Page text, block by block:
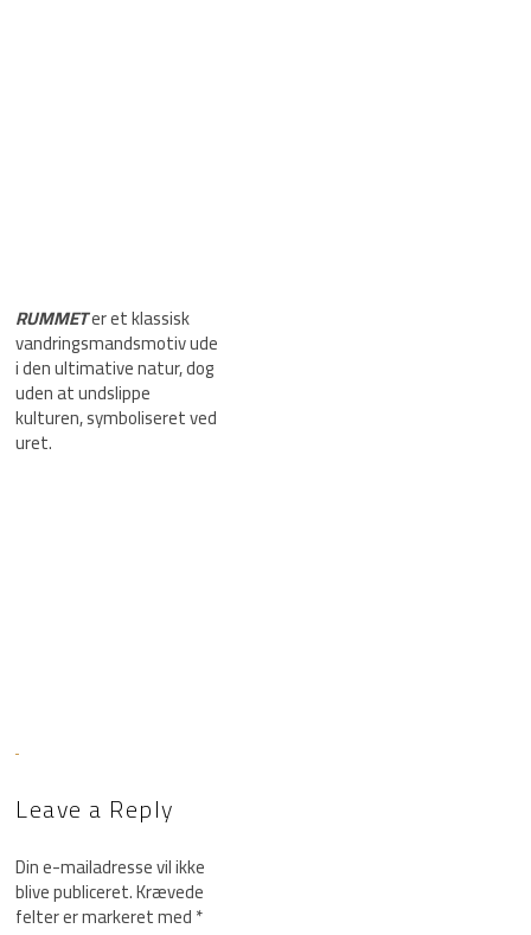
RUMMETer et klassisk
vandringsmandsmotiv ude
i den ultimative natur, dog
uden at undslippe
kulturen, symboliseret ved
uret.
Leave a Reply
Din e-mailadresse vil ikke
blive publiceret.Krævede
felter er markeret med*